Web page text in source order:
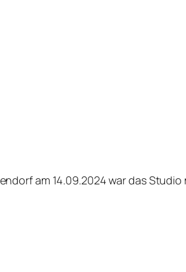
am 14.09.2024 war das